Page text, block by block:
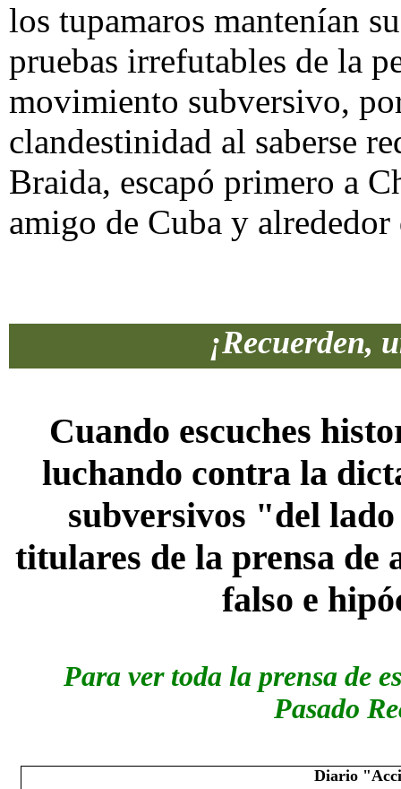
los tupamaros mantenían
pruebas irrefutables de la
movimiento subversivo,
clandestinidad al saberse
Braida, escapó primero a
amigo de Cuba y
¡Recuerden,
Cuando escuches
luchando contra la
subversivos "del
titulares de la prensa de
falso e
Para ver toda la prensa de
Pasado
Diario